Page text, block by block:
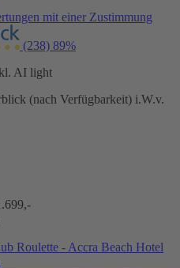
mit einer Zustimmung
(238) 89%
AI light
(nach Verfügbarkeit) i.W.v.
Roulette - Accra Beach Hotel